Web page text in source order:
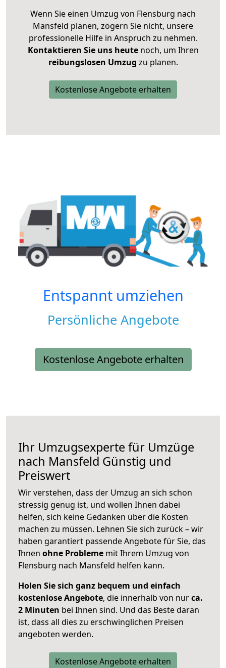
Wenn Sie einen Umzug von Flensburg nach
Mansfeld planen, zögern Sie nicht, unsere
professionelle Hilfe in Anspruch zu nehmen.
Kontaktieren Sie uns heutenoch, um Ihren
reibungslosen Umzug zu planen.
Kostenlose Angebote erhalten
Entspannt umziehen
Persönliche Angebote
Kostenlose Angebote erhalten
Ihr Umzugsexperte für Umzüge
nach Mansfeld Günstig und
Preiswert
Wir verstehen, dass der Umzug an sich schon
stressig genug ist, und wollen Ihnen dabei
helfen, sich keine Gedanken über die Kosten
machen zu müssen. Lehnen Sie sich zurück – wir
haben garantiert passende Angebote für Sie, das
Ihnen ohne Probleme mit Ihrem Umzug von
Flensburg nach Mansfeld helfen kann.
Holen Sie sich ganz bequem und einfach
kostenlose Angebote, die innerhalb von nurca.
2 Minuten bei Ihnen sind. Und das Beste daran
ist, dass all dies zu erschwinglichen Preisen
angeboten werden.
Kostenlose Angebote erhalten